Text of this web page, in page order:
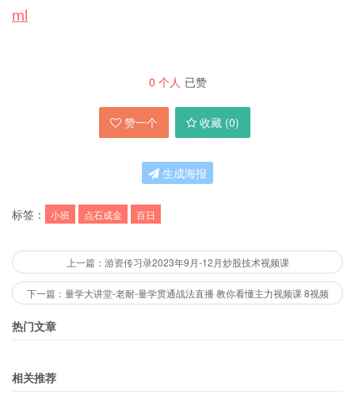
ml
0 个人 已赞
赞一个 收藏 (0)
生成海报
标签： 小班 点石成金 百日
上一篇：游资传习录2023年9月-12月炒股技术视频课
下一篇：量学大讲堂-老耐-量学贯通战法直播 教你看懂主力视频课 8视频
热门文章
相关推荐